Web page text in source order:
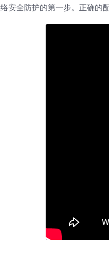
络安全防护的第一步。正确的